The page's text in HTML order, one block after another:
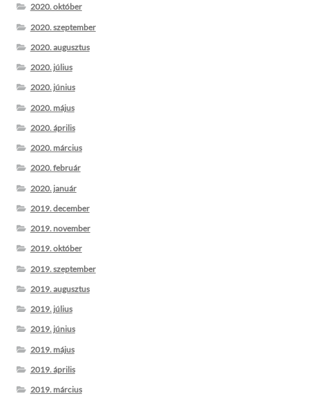
2020. október
2020. szeptember
2020. augusztus
2020. július
2020. június
2020. május
2020. április
2020. március
2020. február
2020. január
2019. december
2019. november
2019. október
2019. szeptember
2019. augusztus
2019. július
2019. június
2019. május
2019. április
2019. március